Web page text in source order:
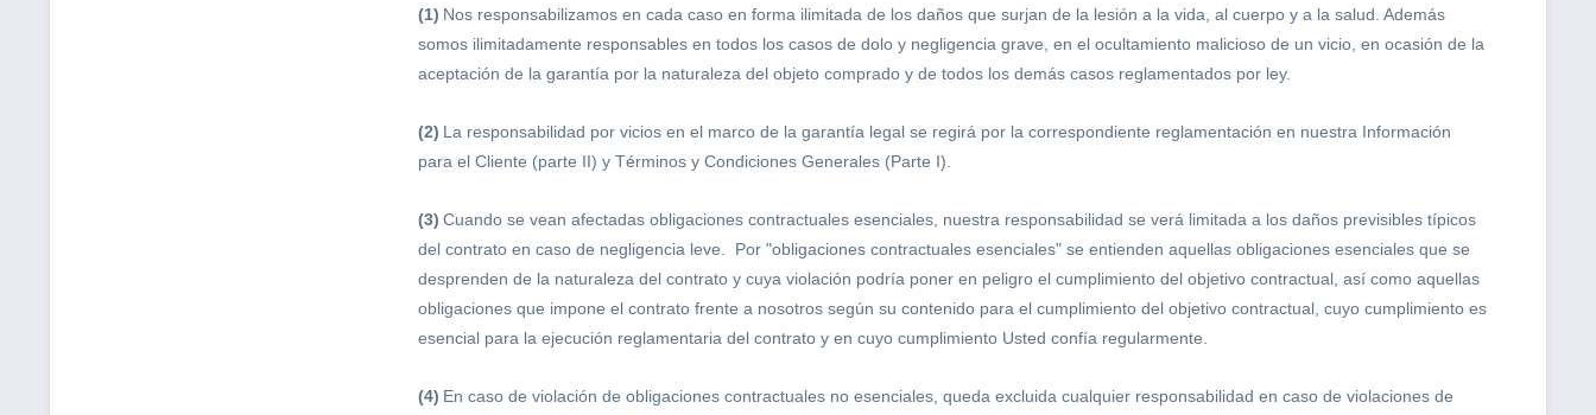
(1) Nos responsabilizamos en cada caso en forma ilimitada de los daños que surjan de la lesión a la vida, al cuerpo y a la salud. Además
somos ilimitadamente responsables en todos los casos de dolo y negligencia grave, en el ocultamiento malicioso de un vicio, en ocasión de la
aceptación de la garantía por la naturaleza del objeto comprado y de todos los demás casos reglamentados por ley.
(2) La responsabilidad por vicios en el marco de la garantía legal se regirá por la correspondiente reglamentación en nuestra Información
para el Cliente (parte II) y Términos y Condiciones Generales (Parte I)
(3) Cuando se vean afectadas obligaciones contractuales esenciales, nuestra responsabilidad se verá limitada a los daños previsibles típicos
del contrato en caso de negligencia leve. Por "obligaciones contractuales esenciales" se entienden aquellas obligaciones esenciales que se
desprenden de la naturaleza del contrato y cuya violación podría poner en peligro el cumplimiento del objetivo contractual, así como aquellas
obligaciones que impone el contrato frente a nosotros según su contenido para el cumplimiento del objetivo contractual, cuyo cumplimiento es
esencial para la ejecución reglamentaria del contrato y en cuyo cumplimiento Usted confía regularmente.
(4) En caso de violación de obligaciones contractuales no esenciales, queda excluida cualquier responsabilidad en caso de violaciones de